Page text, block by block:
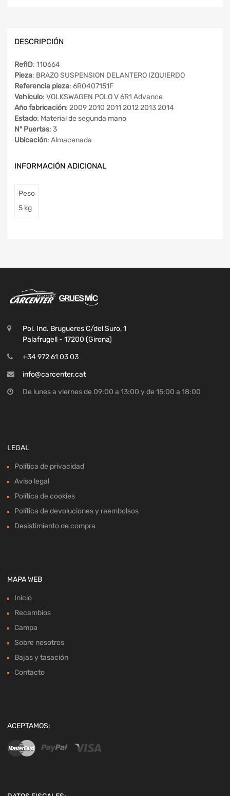
DESCRIPCIÓN
RefID: 110664
Pieza: BRAZO SUSPENSION DELANTERO IZQUIERDO
Referencia pieza: 6R0407151F
Vehículo: VOLKSWAGEN POLO V 6R1 Advance
Año fabricación: 2009 2010 2011 2012 2013 2014
Estado: Material de segunda mano
Nº Puertas: 3
Ubicación: Almacenada
INFORMACIÓN ADICIONAL
Peso
5 kg
Pol. Ind. Brugueres C/del Suro, 1
Palafrugell - 17200 (Girona)
+34 972 61 03 03
info@carcenter.cat
De lunes a viernes de 09:00 a 13:00 y de 15:00 a 18:00
LEGAL
Política de privacidad
Aviso legal
Política de cookies
Política de devoluciones y reembolsos
Desistimiento de compra
MAPA WEB
Inicio
Recambios
Campa
Sobre nosotros
Bajas y tasación
Contacto
ACEPTAMOS: